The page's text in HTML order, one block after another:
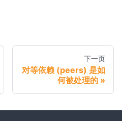
下一页
对等依赖 (peers) 是如
何被处理的